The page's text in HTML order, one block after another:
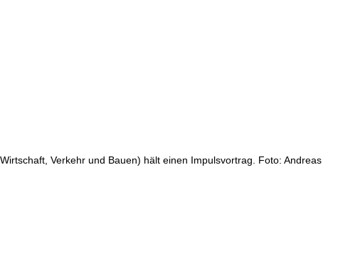
Verkehr und Bauen) hält einen Impulsvortrag. Foto: Andreas